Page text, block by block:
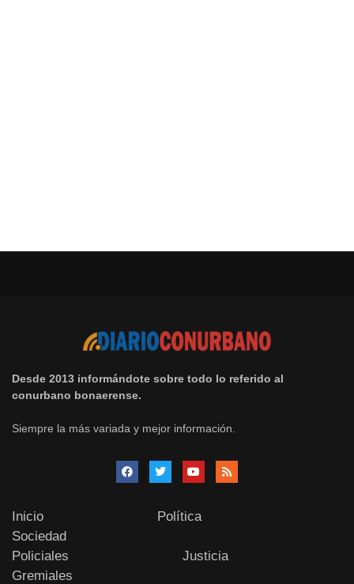
Desde 2013 informándote sobre todo lo referido al
conurbano bonaerense.
Siempre la más variada y mejor información.
Inicio
Política
Sociedad
Policiales
Justicia
Gremiales